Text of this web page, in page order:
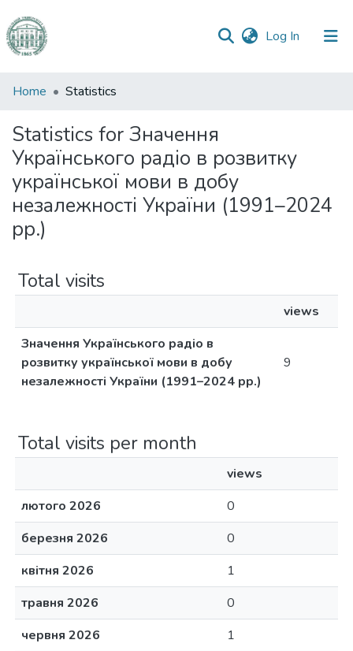
Log In (current)
Communities
Collections
All of DSpace
Home Statistics
Statistics for Значення
Українського радіо в розвитку
української мови в добу
незалежності України (1991–2024
рр.)
Total visits
views
Значення Українського радіо в
розвитку української мови в добу
незалежності України (1991–2024 рр.)
9
Total visits per month
views
лютого 2026
0
березня 2026
0
квітня 2026
1
травня 2026
0
червня 2026
1